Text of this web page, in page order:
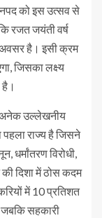
को इस उत्सव से
रजत जयंती वर्ष
है। इसी क्रम
जिसका लक्ष्य
है।
अनेक उल्लेखनीय
पहला राज्य है जिसने
धर्मांतरण विरोधी,
दिशा में ठोस कदम
में 10 प्रतिशत
सहकारी